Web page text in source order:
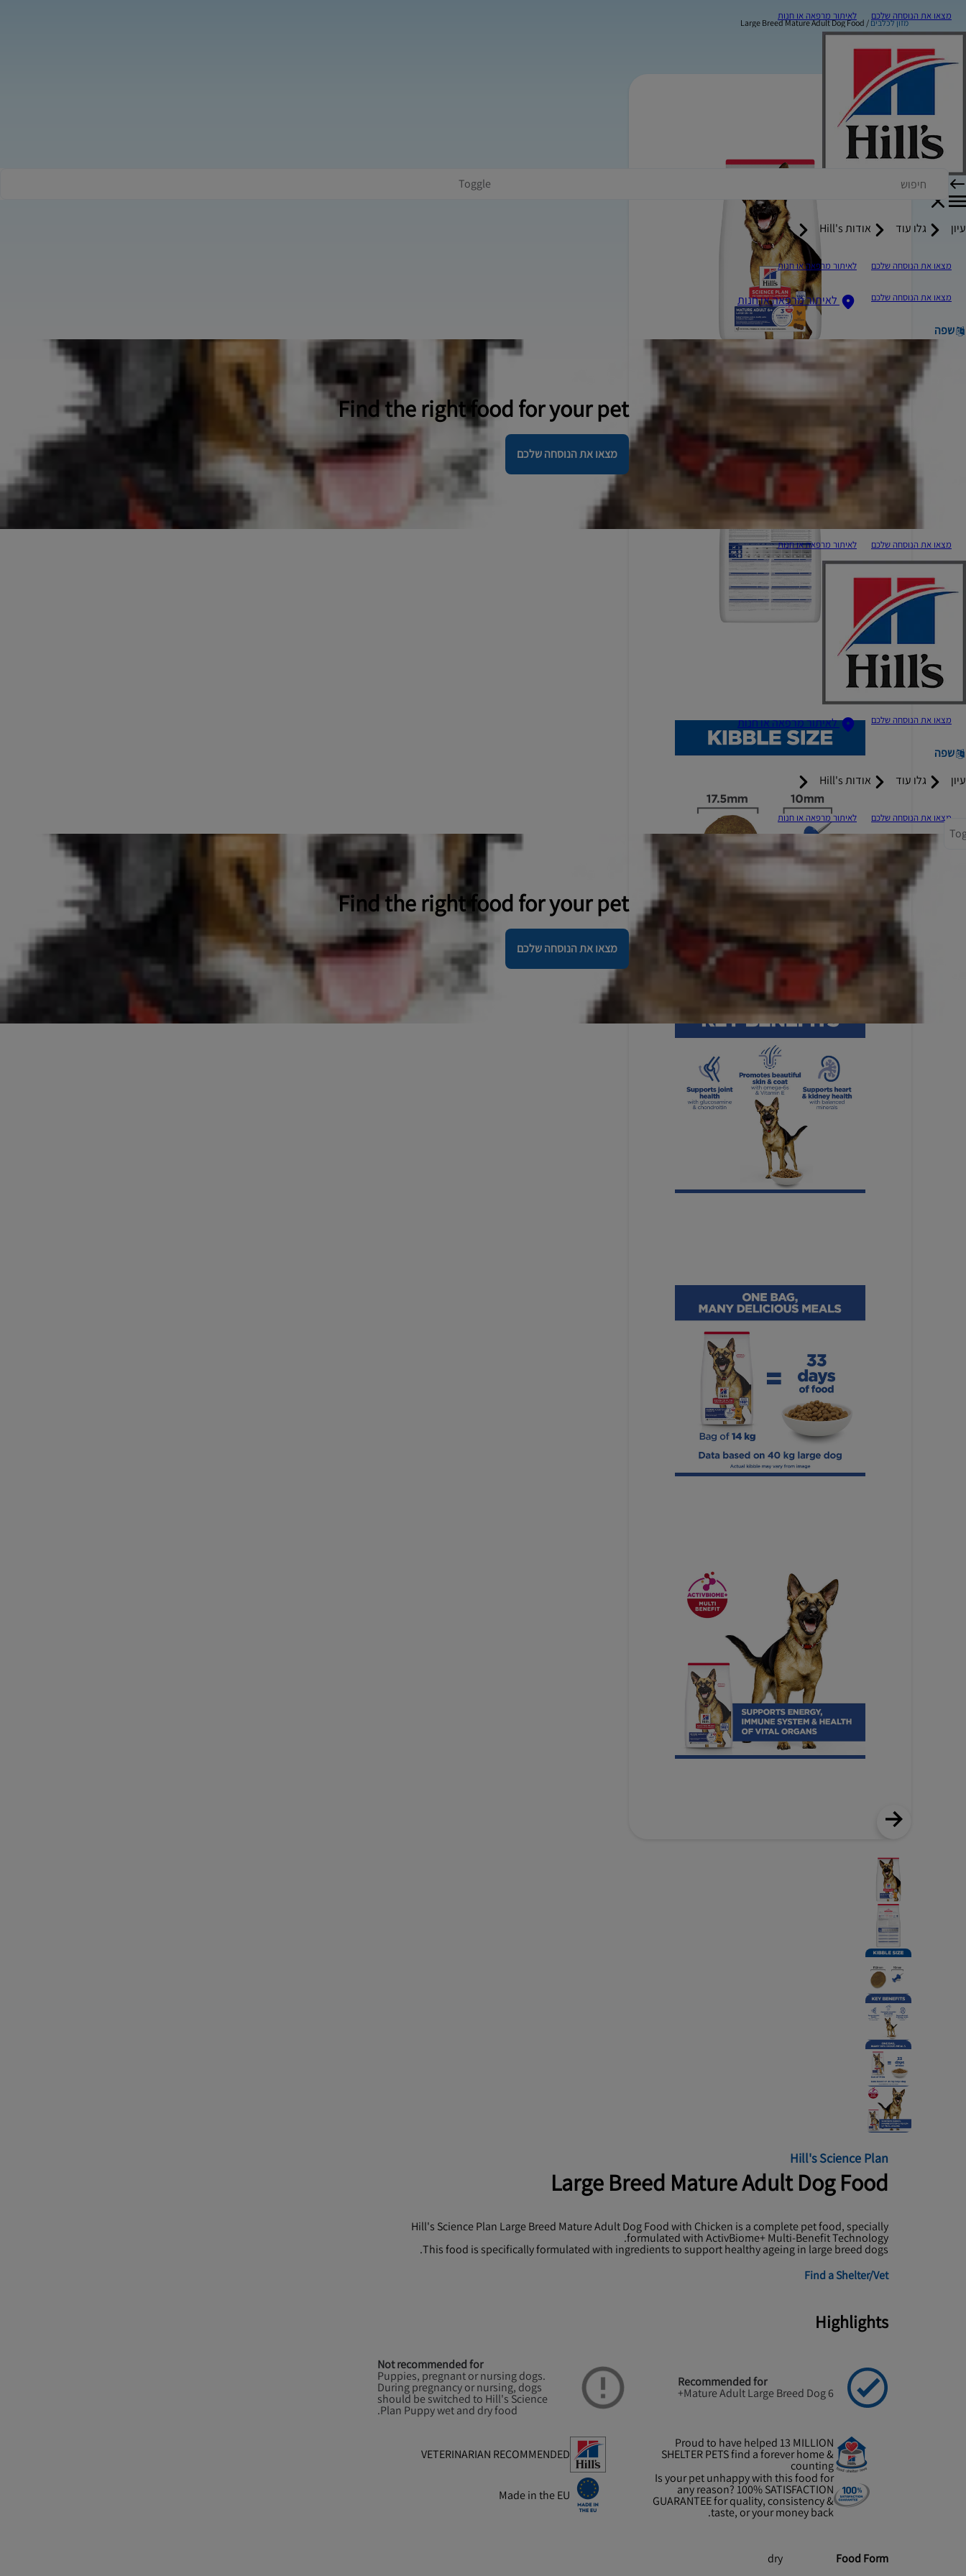
מצאו את הנוסחה שלכם לאיתור מרפאה או חנות
Toggle
עיון גלו עוד אודות Hill's
מצאו את הנוסחה שלכם לאיתור מרפאה או חנות
מצאו את הנוסחה שלכם
לאיתור מרפאה או חנות
שפה
Find the right food for your pet
מצאו את הנוסחה שלכם
מצאו את הנוסחה שלכם לאיתור מרפאה או חנות
מצאו את הנוסחה שלכם
לאיתור מרפאה או חנות
שפה
עיון
גלו עוד אודות Hill's
מצאו את הנוסחה שלכם לאיתור מרפאה או חנות
Find the right food for your pet
מצאו את הנוסחה שלכם
מזון לכלבים Large Breed Mature Adult Dog Food
Hill's Science Plan
Large Breed Mature Adult Dog Food
Hill's Science Plan Large Breed Mature Adult Dog Food with Chicken is a complete pet food, specially
formulated with ActivBiome+ Multi-Benefit Technology.
This food is specifically formulated with ingredients to support healthy ageing in large breed dogs.
Find a Shelter/Vet
Highlights
Recommended for
Mature Adult Large Breed Dog 6+
Not recommended for
Puppies, pregnant or nursing dogs.
During pregnancy or nursing, dogs
should be switched to Hill's Science
Plan Puppy wet and dry food.
Proud to have helped 13 MILLION
SHELTER PETS find a forever home &
counting
VETERINARIAN RECOMMENDED
Is your pet unhappy with this food for
any reason? 100% SATISFACTION
GUARANTEE for quality, consistency &
taste, or your money back.
Made in the EU
Food Form
dry